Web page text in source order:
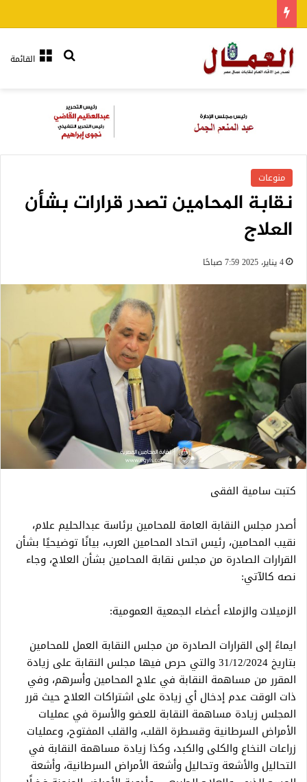
القائمةبحث عن
منوعات
نقابة المحامين تصدر قرارات بشأن
العلاج
4 يناير، 2025 7:59 صباحًا
كتبت سامية الفقى
أصدر مجلس النقابة العامة للمحامين برئاسة عبدالحليم علام،
نقيب المحامين، رئيس اتحاد المحامين العرب، بيانًا توضيحيًا بشأن
القرارات الصادرة من مجلس نقابة المحامين بشأن العلاج، وجاء
نصه كالآتي:
الزميلات والزملاء أعضاء الجمعية العمومية:
ايماءً إلى القرارات الصادرة من مجلس النقابة العمل للمحامين
بتاريخ 31/12/2024 والتي حرص فيها مجلس النقابة على زيادة
المقرر من مساهمة النقابة في علاج المحامين وأسرهم، وفي
ذات الوقت عدم إدخال أي زيادة على اشتراكات العلاج حيث قرر
المجلس زيادة مساهمة النقابة للعضو والأسرة في عمليات
الأمراض السرطانية وقسطرة القلب، والقلب المفتوح، وعمليات
زراعات النخاع والكلى والكبد، وكذا زيادة مساهمة النقابة في
التحاليل والأشعة وتحاليل وأشعة الأمراض السرطانية، وأشعة